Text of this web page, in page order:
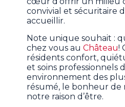
convivial et sécuritaire
accueillir.
Note unique souhait :
chez vous auChâteau!
résidents confort,
et soins professionnels
environnement des
résumé, le bonheur de
notre raison d’être.